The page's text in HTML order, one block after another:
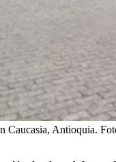
Caucasia, Antioquia.